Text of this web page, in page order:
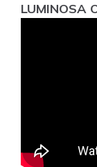
LUMINOSA